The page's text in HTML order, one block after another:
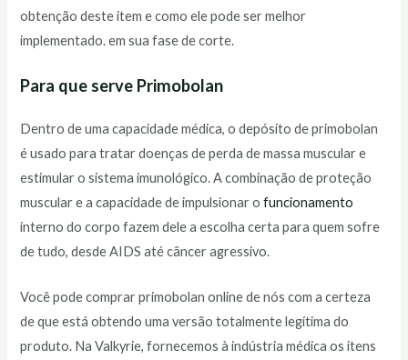
obtenção deste item e como ele pode ser melhor
implementado. em sua fase de corte.
Para que serve Primobolan
Dentro de uma capacidade médica, o depósito de primobolan
é usado para tratar doenças de perda de massa muscular e
estimular o sistema imunológico. A combinação de proteção
muscular e a capacidade de impulsionar ofuncionamento
interno do corpo fazem dele a escolha certa para quem sofre
de tudo, desde AIDS até câncer agressivo.
Você pode comprar primobolan online de nós com a certeza
de que está obtendo uma versão totalmente legítima do
produto. Na Valkyrie, fornecemos à indústria médica os itens